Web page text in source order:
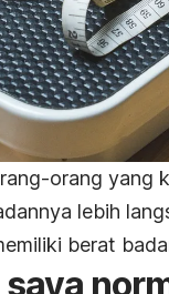
orang yang
lebih
berat